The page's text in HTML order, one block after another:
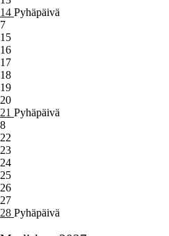
14 Pyhäpäivä
7
15
16
17
18
19
20
21 Pyhäpäivä
8
22
23
24
25
26
27
28 Pyhäpäivä